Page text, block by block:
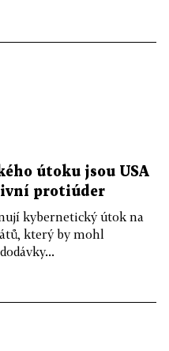
útoku jsou USA
protiúder
kybernetický útok na
který by mohl